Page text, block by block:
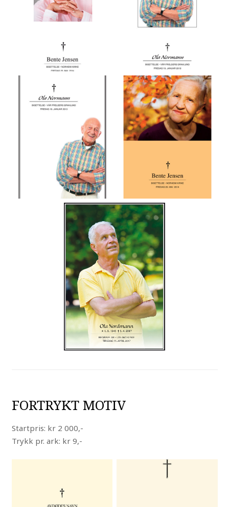
FORTRYKT MOTIV
Startpris: kr 2 000,-
Trykk pr. ark: kr 9,-